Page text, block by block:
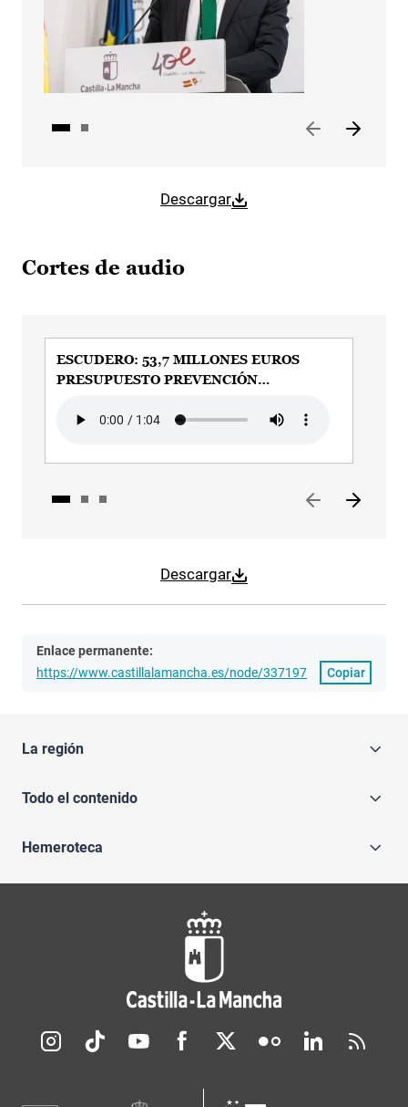
Descargar
Cortes de audio
Descargar
ESCUDERO: 53,7 MILLONES EUROS
PRESUPUESTO PREVENCIÓN
Enlace permanente:
https://www.castillalamancha.es/node/337197
Copiar
La región
Todo el contenido
Hemeroteca
Redes sociales JCCM